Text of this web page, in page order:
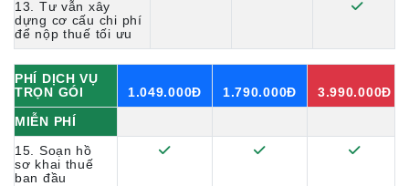
13. Tư vẫn xây
dựng cơ cấu chi phí
để nộp thuế tối ưu
PHÍ DỊCH VỤ
TRỌN GÓI
1.049.000Đ 1.790.000Đ
3.990.000Đ
MIỄN PHÍ
15. Soạn hồ
sơ khai thuế
ban đầu